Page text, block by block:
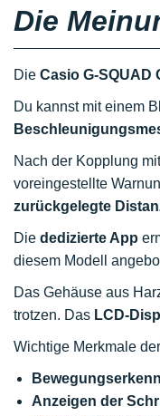
Die
Die Casio G-SQUAD
Du kannst mit einem
Nach der Kopplung
voreingestellte
zurückgelegte
Die dedizierte App
diesem Modell
Das Gehäuse aus
trotzen. Das LCD-
Wichtige Merkmale der
Anzeigen der